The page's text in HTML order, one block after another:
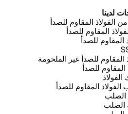
لدينا
الفولاذ المقاوم للصدأ
المقاوم للصدأ
المقاوم للصدأ
المقاوم للصدأ غير الملحومة
للصدأ
المقاوم للصدأ
الصلب
الصلب